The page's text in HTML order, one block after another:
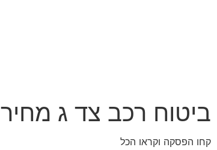
ביטוח רכב צד ג מחיר
קחו הפסקה וקראו הכל